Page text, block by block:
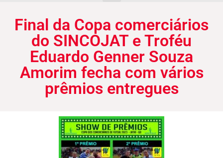
Final da Copa comerciários
do SINCOJAT e Troféu
Eduardo Genner Souza
Amorim fecha com vários
prêmios entregues